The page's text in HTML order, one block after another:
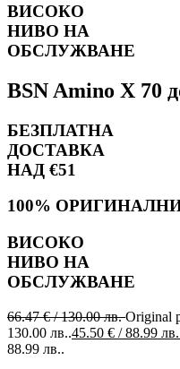
ВИСОКО
НИВО НА
ОБСЛУЖВАНЕ
BSN Amino X 70
БЕЗПЛАТНА
ДОСТАВКА
НАД €51
100%
ВИСОКО
НИВО НА
ОБСЛУЖВАНЕ
66.47€/ 130.00 лв.Original
130.00 лв..45.50 € / 88.99 лв.
88.99 лв..